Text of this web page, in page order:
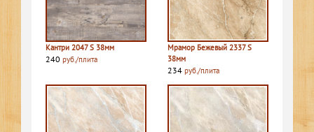
Кантри 2047 S 38мм
240 руб./плита
Мрамор Бежевый 2337 S
38мм
234 руб./плита